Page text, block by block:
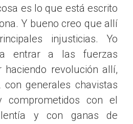
es lo que está escrito
Y bueno creo que allí
injusticias. Yo
entrar a las fuerzas
revolución allí,
con generales chavistas
comprometidos con el
y con ganas de